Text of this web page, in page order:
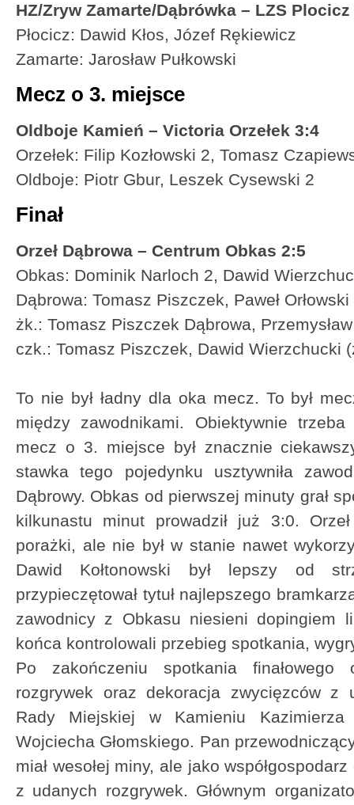
HZ/Zryw Zamarte/Dąbrówka – LZS Plocicz
Płocicz: Dawid Kłos, Józef Rękiewicz
Zamarte: Jarosław Pułkowski
Mecz o 3. miejsce
Oldboje Kamień – Victoria Orzełek 3:4
Orzełek: Filip Kozłowski 2, Tomasz
Oldboje: Piotr Gbur, Leszek Cysewski 2
Finał
Orzeł Dąbrowa – Centrum Obkas 2:5
Obkas: Dominik Narloch 2, Dawid
Dąbrowa: Tomasz Piszczek, Paweł Orłowski
żk.: Tomasz Piszczek Dąbrowa,
czk.: Tomasz Piszczek, Dawid Wierzchucki
To nie był ładny dla oka mecz. To był
między zawodnikami. Obiektywnie
mecz o 3. miejsce był znacznie
stawka tego pojedynku usztywniła
Dąbrowy. Obkas od pierwszej minuty grał
kilkunastu minut prowadził już 3:0.
porażki, ale nie był w stanie nawet
Dawid Kołtonowski był lepszy od
przypieczętował tytuł najlepszego
zawodnicy z Obkasu niesieni dopingiem
końca kontrolowali przebieg spotkania,
Po zakończeniu spotkania finałowego
rozgrywek oraz dekoracja zwycięzców z
Rady Miejskiej w Kamieniu
Wojciecha Głomskiego. Pan
miał wesołej miny, ale jako
z udanych rozgrywek. Głównym